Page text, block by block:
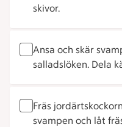
skivor.
Ansa och skär
salladslöken. Dela
Fräs
svampen och låt